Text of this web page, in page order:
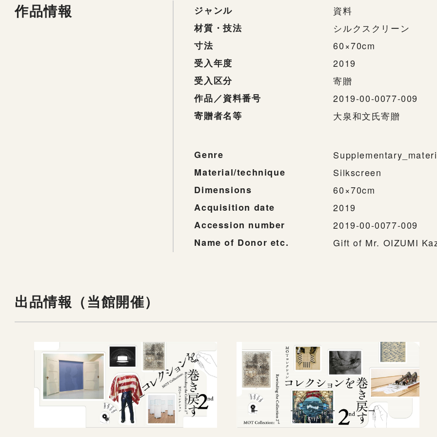
作品情報 ジャンル
資料
材質・技法
シルクスクリーン
寸法
60×70cm
受入年度
2019
受入区分
寄贈
作品／資料番号
2019-00-0077-009
寄贈者名等
大泉和文氏寄贈
Genre
Material/technique
Silkscreen
Dimensions
60×70cm
Acquisition date
2019
Accession number
2019-00-0077-009
Name of Donor etc.
Gift of Mr. OIZUMI
出品情報（当館開催）